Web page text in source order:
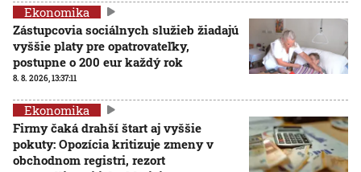
Ekonomika
Zástupcovia sociálnych služieb žiadajú
vyššie platy pre opatrovateľky,
postupne o 200 eur každý rok
8. 8. 2026, 13:37:11
Ekonomika
Firmy čaká drahší štart aj vyššie
pokuty: Opozícia kritizuje zmeny v
obchodnom registri, rezort